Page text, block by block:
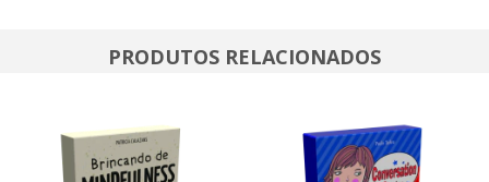
PRODUTOS RELACIONADOS